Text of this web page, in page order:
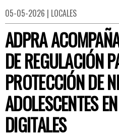
05-05-2026 | LOCALES
ADPRA
DE REGULACIÓN
PROTECCIÓN DE
ADOLESCENTES
DIGITALES